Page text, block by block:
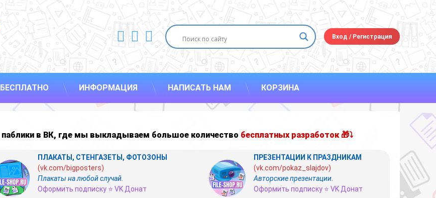
ВКонтакте
YouTube
E-mail Вход /Регистрация
БЕСПЛАТНО ИНФОРМАЦИЯ НАПИСАТЬ НАМ КОРЗИНА
паблики в ВК, где мы выкладываем большое количество бесплатных разработок 🎁⤵
ПЛАКАТЫ, СТЕНГАЗЕТЫ, ФОТОЗОНЫ
(vk.com/bigposters)
Плакаты на любой случай.
Оформить подписку ⭐ VK Донат
ПРЕЗЕНТАЦИИ К ПРАЗДНИКАМ
(vk.com/pokaz_slajdov)
Авторские презентации.
Оформить подписку ⭐ VK Донат